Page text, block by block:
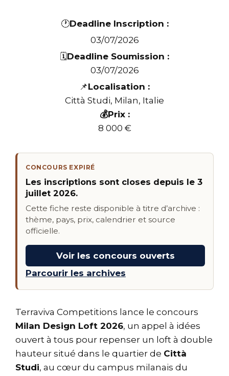
🕐Deadline Inscription :
03/07/2026
🗓️Deadline Soumission :
03/07/2026
📌Localisation :
Città Studi, Milan, Italie
💰Prix :
8 000 €
CONCOURS EXPIRÉ
Les inscriptions sont closes depuis le 3
juillet 2026.
Cette fiche reste disponible à titre d’archive :
thème, pays, prix, calendrier et source
officielle.
Voir les concours ouverts
Parcourir les archives
Terraviva Competitions lance le concours
Milan Design Loft 2026, un appel à idées
ouvert à tous pour repenser un loft à double
hauteur situé dans le quartier de Città
Studi, au cœur du campus milanais du